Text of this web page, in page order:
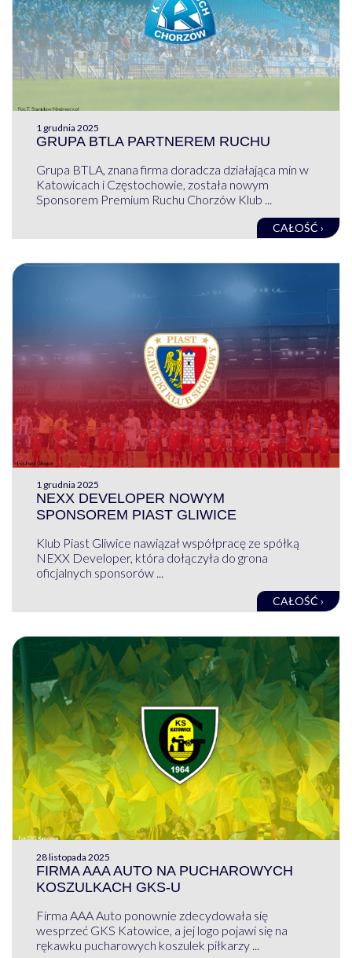
1 grudnia 2025
GRUPA BTLA PARTNEREM RUCHU
Grupa BTLA, znana firma doradcza działająca min w
Katowicach i Częstochowie, została nowym
Sponsorem Premium Ruchu Chorzów Klub ...
CAŁOŚĆ ›
1 grudnia 2025
NEXX DEVELOPER NOWYM
SPONSOREM PIAST GLIWICE
Klub Piast Gliwice nawiązał współpracę ze spółką
NEXX Developer, która dołączyła do grona
oficjalnych sponsorów ...
CAŁOŚĆ ›
28 listopada 2025
FIRMA AAA AUTO NA PUCHAROWYCH
KOSZULKACH GKS-U
Firma AAA Auto ponownie zdecydowała się
wesprzeć GKS Katowice, a jej logo pojawi się na
rękawku pucharowych koszulek piłkarzy ...